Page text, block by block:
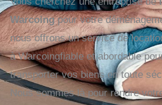
Warcoingpour votre
nous offrons un service de
à Warcoingfiable et abordable
transporter vos biens en toute
Nous sommes là pour rendre